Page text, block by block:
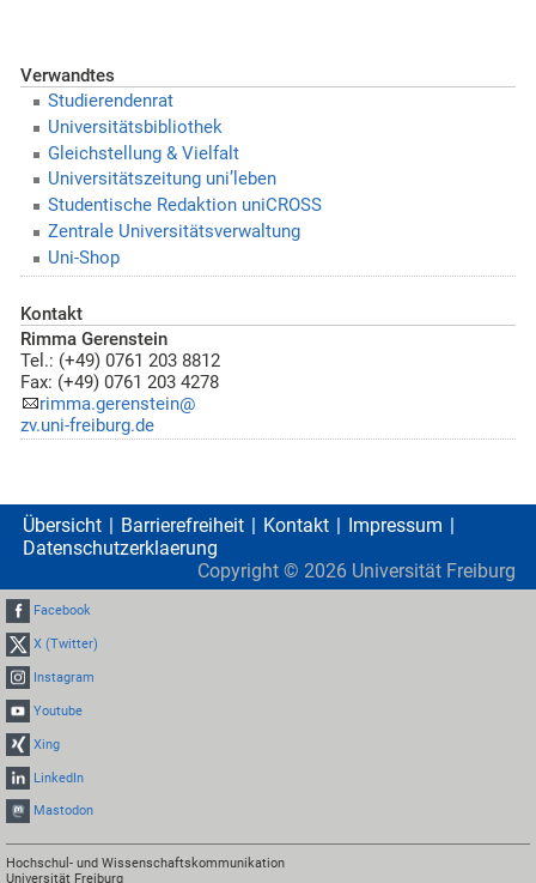
Verwandtes
Studierendenrat
Universitätsbibliothek
Gleichstellung & Vielfalt
Universitätszeitung uni’leben
Studentische Redaktion uniCROSS
Zentrale Universitätsverwaltung
Uni-Shop
Kontakt
Rimma Gerenstein
Tel.: (+49) 0761 203 8812
Fax: (+49) 0761 203 4278
rimma.gerenstein@
zv.uni-freiburg.de
Übersicht Barrierefreiheit Kontakt
Impressum
Datenschutzerklaerung
Copyright © 2026 Universität Freiburg
Facebook
X (Twitter)
Instagram
Youtube
Xing
LinkedIn
Mastodon
Hochschul- und Wissenschaftskommunikation
Universität Freiburg